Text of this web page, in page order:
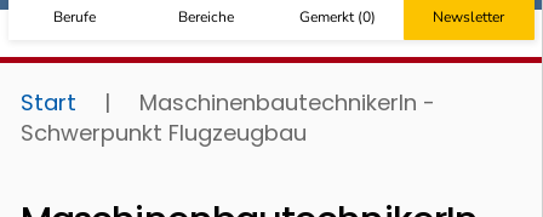
Berufe Bereiche Gemerkt(0) Newsletter
Start |
MaschinenbautechnikerIn -
Schwerpunkt Flugzeugbau